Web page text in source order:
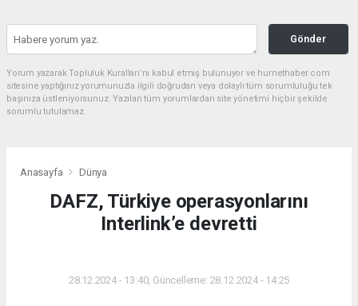
Gönder
Yorum yazarak Topluluk Kuralları’nı kabul etmiş bulunuyor ve hurnethaber.com
sitesine yaptığınız yorumunuzla ilgili doğrudan veya dolaylı tüm sorumluluğu tek
başınıza üstleniyorsunuz. Yazılan tüm yorumlardan site yönetimi hiçbir şekilde
sorumlu tutulamaz.
Anasayfa Dünya
DAFZ, Türkiye operasyonlarını
Interlink’e devretti
28.12.2024 - 13:40, Güncelleme: 28.12.2024 - 14:25